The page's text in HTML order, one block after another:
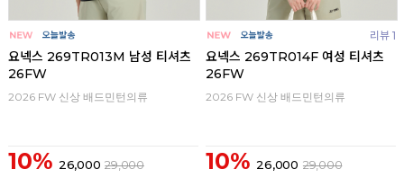
요넥스 269TR013M 남성 티셔츠
26FW
2026 FW 신상 배드민턴의류
10% 26,000 29,000
리뷰 1
요넥스 269TR014F 여성 티셔츠
26FW
2026 FW 신상 배드민턴의류
10% 26,000 29,000